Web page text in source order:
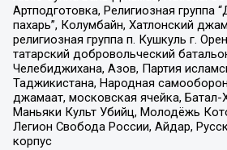
Артподготовка, Религиозная группа
пахарь”, Колумбайн, Хатлонский
религиозная группа п. Кушкуль г.
татарский добровольческий
Челебиджихана, Азов, Партия
Таджикистана, Народная
джамаат, московская ячейка,
Маньяки Культ Убийц, Молодёжь
Легион Свобода России, Айдар,
корпус